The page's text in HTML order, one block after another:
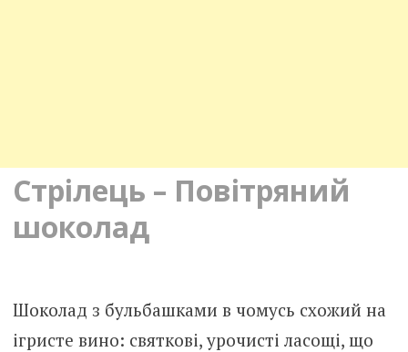
Стрілець – Повітряний
шоколад
Шоколад з бульбашками в чомусь схожий на
ігристе вино: святкові, урочисті ласощі, що